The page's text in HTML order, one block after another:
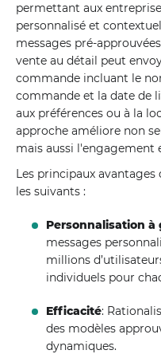
permettant aux
personnalisé et
messages pré-
vente au détail peut
commande incluant le
commande et la date de
aux préférences ou à la
approche améliore non
mais aussi l'engagement
Les principaux
les suivants :
Personnalisation à
messages
millions
individuels pour
Efficacité:
des modèles
dynamiques.